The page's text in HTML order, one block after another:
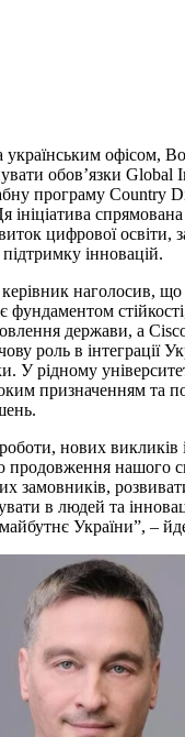
українським офісом,
обов’язки Global
програму Country
ініціатива
цифрової освіти,
інновацій.
наголосив, що
є фундаментом
держави, а
роль в інтеграції
У рідному
призначенням та
нових викликів
продовження нашого
замовників,
в людей та
України”, –